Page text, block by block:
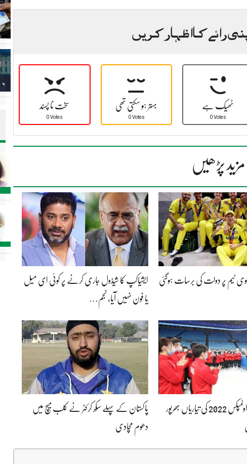
رائے کا اظہار کریں
سخت نا پسند
0 Votes
بہتر ہو سکتی تھی
0 Votes
ٹھیک ہے
0 Votes
مزید پڑھیں
ٹیم پر دولت کی برسات ہوگئی ایشیاکپ کا شیڈول جاری کرنے پر کوئی ای میل
یا فون نہیں آیا، نجم…
بیجنگ سرمائی اولمپکس 2022 کی تیاریاں بھرپور پاکستان کے پہلے سکھ کرکٹر نے کلب میچ میں
دھوم مچادی